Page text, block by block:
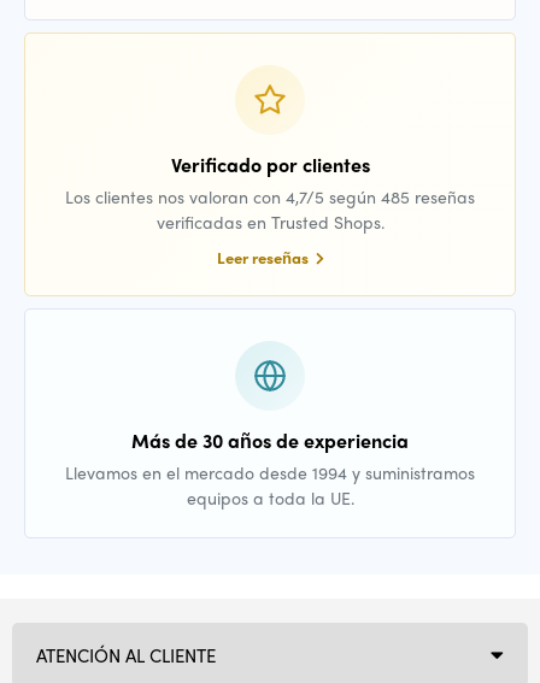
Verificado por clientes
Los clientes nos valoran con 4,7/5 según 485 reseñas
verificadas en Trusted Shops.
Leer reseñas
Más de 30 años de experiencia
Llevamos en el mercado desde 1994 y suministramos
equipos a toda la UE.
ATENCIÓN AL CLIENTE